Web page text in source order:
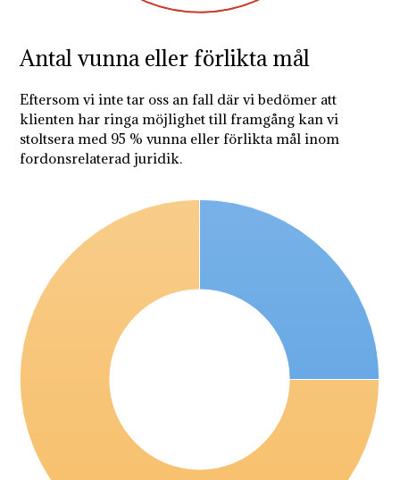
Antal vunna eller förlikta mål
Eftersom vi inte tar oss an fall där vi bedömer att
klienten har ringa möjlighet till framgång kan vi
stoltsera med 95 % vunna eller förlikta mål inom
fordonsrelaterad juridik.